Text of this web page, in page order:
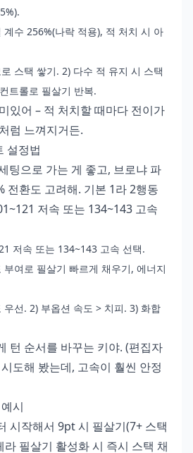
계수 256%(나락 적용), 적 처치 시 아
스택 쌓기. 2) 다수 적 유지 시 스택
트롤로 필살기 반복.
있어 – 적 처치할 때마다 전이가
럼 느껴지거든.
설정법
팅으로 가는 게 좋고, 브로냐 파
전환도 고려해. 기본 1라 2행동
저속 또는 134~143 고속
저속 또는 134~143 고속 선택.
부여로 필살기 빠르게 채우기, 에너지
우선. 2) 부옵션 속도 > 치피. 3) 화합
턴 순서를 바꾸는 키야. (편집자
도해 봤는데, 고속이 훨씬 안정
시
시작해서 9pt 시 필살기(7+ 스택
필살기 활성화 시 즉시 스택 채